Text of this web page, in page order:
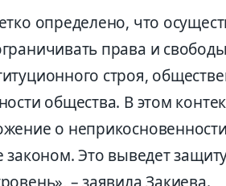
определено, что
права и
строя,
общества. В этом
о
законом. Это выведет
», – заявила Закиева.